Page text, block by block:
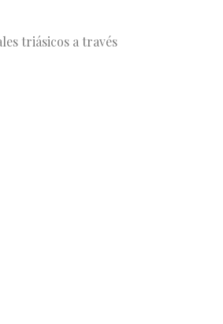
triásicos a través